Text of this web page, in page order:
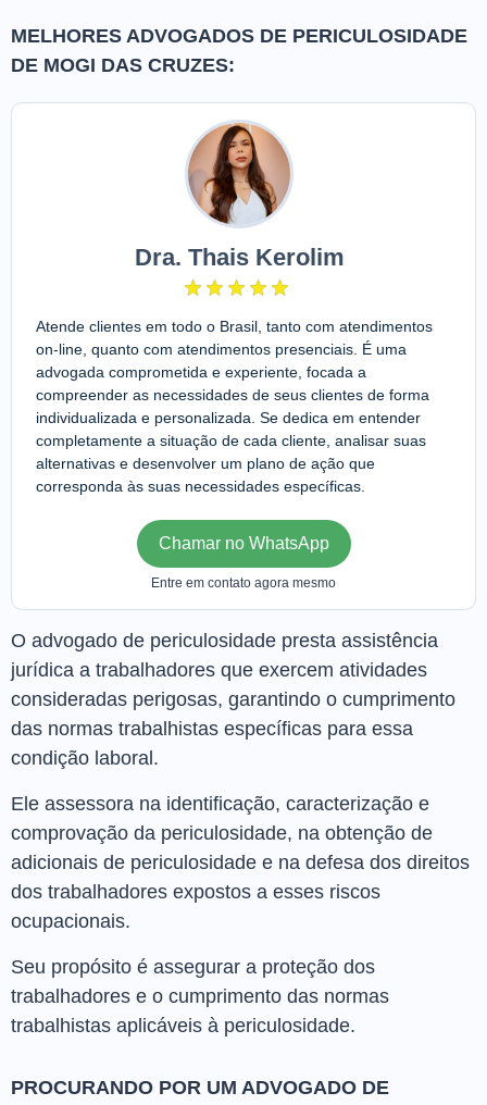
MELHORES ADVOGADOS DE PERICULOSIDADE
DE MOGI DAS CRUZES:
Dra. Thais Kerolim
Atende clientes em todo o Brasil, tanto com atendimentos
on-line, quanto com atendimentos presenciais. É uma
advogada comprometida e experiente, focada a
compreender as necessidades de seus clientes de forma
individualizada e personalizada. Se dedica em entender
completamente a situação de cada cliente, analisar suas
alternativas e desenvolver um plano de ação que
corresponda às suas necessidades específicas.
Chamar no WhatsApp
Entre em contato agora mesmo
O advogado de periculosidade presta assistência
jurídica a trabalhadores que exercem atividades
consideradas perigosas, garantindo o cumprimento
das normas trabalhistas específicas para essa
condição laboral.
Ele assessora na identificação, caracterização e
comprovação da periculosidade, na obtenção de
adicionais de periculosidade e na defesa dos direitos
dos trabalhadores expostos a esses riscos
ocupacionais.
Seu propósito é assegurar a proteção dos
trabalhadores e o cumprimento das normas
trabalhistas aplicáveis à periculosidade.
PROCURANDO POR UM ADVOGADO DE